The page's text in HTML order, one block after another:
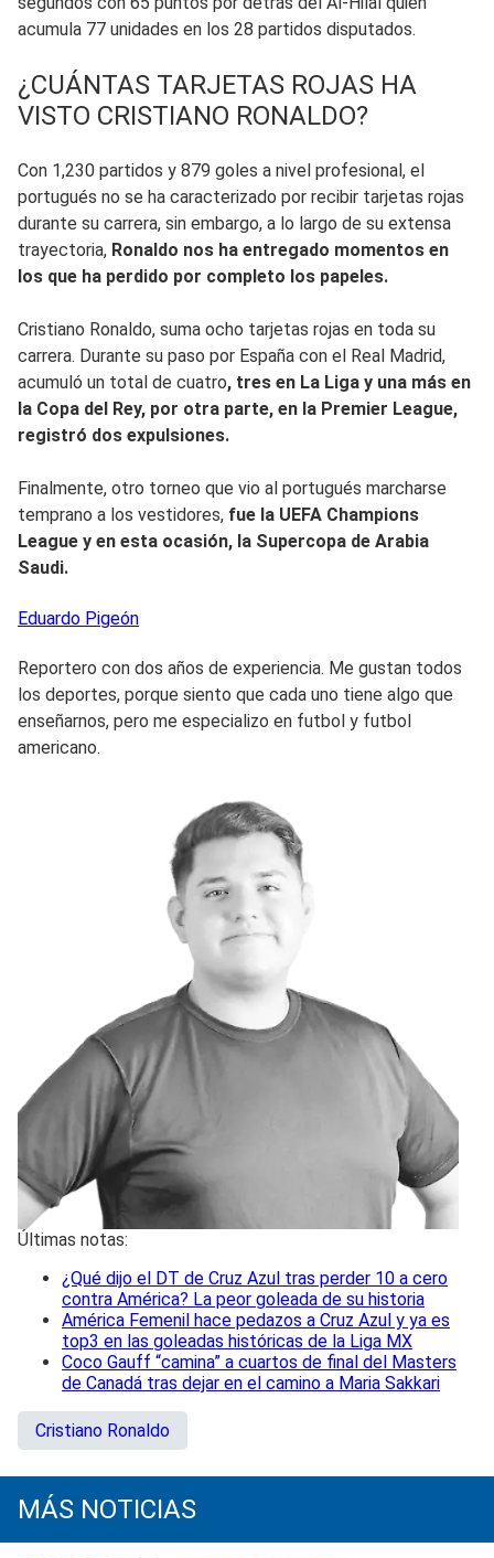
acumula 77 unidades en los 28 partidos disputados.
¿CUÁNTAS TARJETAS ROJAS HA
VISTO CRISTIANO RONALDO?
Con 1,230 partidos y 879 goles a nivel profesional, el
portugués no se ha caracterizado por recibir tarjetas rojas
durante su carrera, sin embargo, a lo largo de su extensa
trayectoria, Ronaldo nos ha entregado momentos en
los que ha perdido por completo los papeles.
Cristiano Ronaldo, suma ocho tarjetas rojas en toda su
carrera. Durante su paso por España con el Real Madrid,
acumuló un total de cuatro, tres en La Liga y una más en
la Copa del Rey, por otra parte, en la Premier League,
registró dos expulsiones.
Finalmente, otro torneo que vio al portugués marcharse
temprano a los vestidores, fue la UEFA Champions
League y en esta ocasión, la Supercopa de Arabia
Saudi.
Eduardo Pigeón
Reportero con dos años de experiencia. Me gustan todos
los deportes, porque siento que cada uno tiene algo que
enseñarnos, pero me especializo en futbol y futbol
americano.
Últimas notas:
¿Qué dijo el DT de Cruz Azul tras perder 10 a cero
contra América? La peor goleada de su historia
América Femenil hace pedazos a Cruz Azul y ya es
top3 en las goleadas históricas de la Liga MX
Coco Gauff “camina” a cuartos de final del Masters
de Canadá tras dejar en el camino a Maria Sakkari
Cristiano Ronaldo
MÁS NOTICIAS